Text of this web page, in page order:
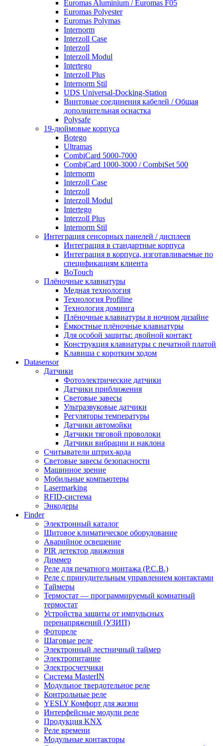
Euromas Aluminium / Euromas F05
Euromas Polyester
Euromas Polymas
Internorm
Interzoll Case
Interzoll
Interzoll Modul
Intertego
Interzoll Plus
Internorm Stil
UDS Universal-Docking-Station
Винтовые соединения кабелей / Общая
дополнительная оснастка
Polysafe
19-дюймовые корпуса
Botego
Ultramas
CombiCard 5000-7000
CombiCard 1000-3000 / CombiSet 500
Internorm
Interzoll Case
Interzoll
Interzoll Modul
Intertego
Interzoll Plus
Internorm Stil
Интеграция сенсорных панелей / дисплеев
Интеграция в стандартные корпуса
Интеграция в корпуса, изготавливаемые по
спецификациям клиента
BoTouch
Плёночные клавиатуры
Медная технология
Технология Profiline
Технология доминга
Плёночные клавиатуры в ночном дизайне
Ёмкостные плёночные клавиатуры
Для особой защиты: двойной контакт
Конструкция клавиатуры с печатной платой
Клавиша с коротким ходом
Datasensor
Датчики
Фотоэлектрические датчики
Датчики приближения
Световые завесы
Ультразвуковые датчики
Регуляторы температуры
Датчики автомойки
Датчики тяговой проволоки
Датчики вибрации и наклона
Считыватели штрих-кода
Световые завесы безопасности
Машинное зрение
Мобильные компьютеры
Lasermarking
RFID-система
Энкодеры
Finder
Электронный каталог
Щитовое климатическое оборудование
Аварийное освещение
PIR детектор движения
Диммер
Реле для печатного монтажа (P.C.B.)
Реле с принудительным управлением контактами
Таймеры
Термостат — программируемый комнатный
термостат
Устройства защиты от импульсных
перенапряжений (УЗИП)
Фотореле
Шаговые реле
Электронный лестничный таймер
Электропитание
Электросчетчики
Система MasterIN
Модульное твердотельное реле
Контрольные реле
YESLY Комфорт для жизни
Интерфейсные модули реле
Продукция KNX
Реле времени
Модульные контакторы